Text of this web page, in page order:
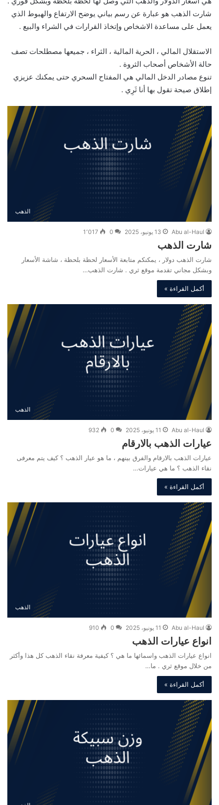
شارت الذهب هو عبارة عن رسم بياني يوضح الارتفاع والهبوط الذي
يعمل على مساعدة الاشخاص وإتخاذ القرارات في الشراء والبيع .
الاستقلال المالي ، الحرية المالية ، الثراء ، جميعها مصطلحات تصف
حالة الأشخاص أصحاب الثروة .
تنوع مصادر الدخل المالي هي المفتاح السحري حتى يمكنك عزيزي
إطلاق صيحة تقول بها أنا ثَرِي .
الذهب
Abu al-Haul 13 يونيو، 2025 0 1٬017
شارت الذهب
شارت الذهب دولار ، يمكنكم متابعة الأسعار لحظة بلحظة ، شاشة الأسعار
وبشكل مجاني تقدمة موقع ثري . شارت الذهب…
أكمل القراءة »
الذهب
Abu al-Haul 11 يونيو، 2025 0
932
عيارات الذهب بالارقام
عيارات الذهب بالارقام والفرق بينهم ، ما هو عيار الذهب ؟ كيف يتم معرفى
نقاء الذهب ؟ ما هي عيارات…
أكمل القراءة »
الذهب
Abu al-Haul 11 يونيو، 2025 0
910
انواع عيارات الذهب
انواع عيارات الذهب واسمائها ما هي ؟ كيفية معرفة نقاء الذهب كل هذا وأكثر
من خلال موقع ثري . ما…
أكمل القراءة »